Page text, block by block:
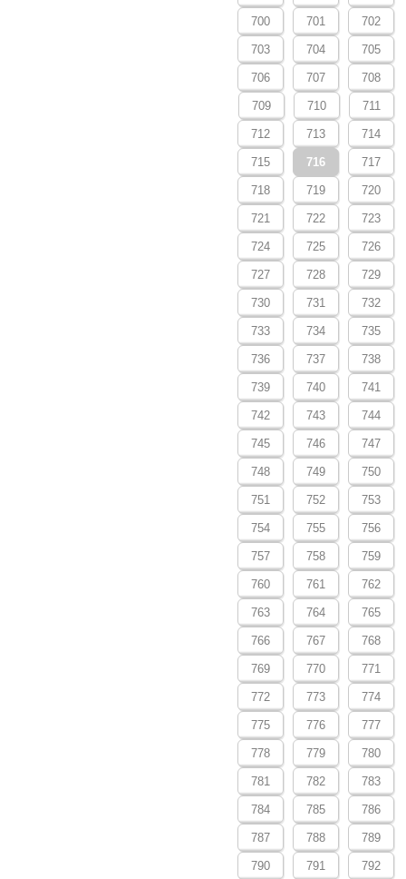
700 701 702
703 704 705
706 707 708
709 710 711
712 713 714
715 716 717
718 719 720
721 722 723
724 725 726
727 728 729
730 731 732
733 734 735
736 737 738
739 740 741
742 743 744
745 746 747
748 749 750
751 752 753
754 755 756
757 758 759
760 761 762
763 764 765
766 767 768
769 770 771
772 773 774
775 776 777
778 779 780
781 782 783
784 785 786
787 788 789
790 791 792